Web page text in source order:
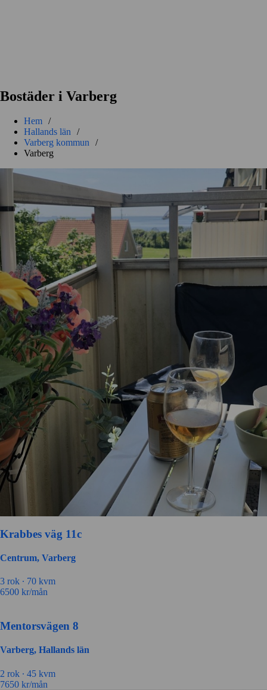
Bostäder i Varberg
Hem /
Hallands län /
Varberg kommun /
Varberg
Krabbes väg 11c
Centrum, Varberg
3 rok ∙ 70 kvm
6500 kr/mån
Mentorsvägen 8
Varberg, Hallands län
2 rok ∙ 45 kvm
7650 kr/mån